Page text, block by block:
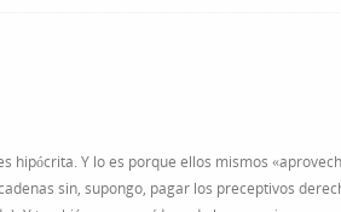
hipócrita. Y lo es porque ellos mismos
sin, supongo, pagar los preceptivos